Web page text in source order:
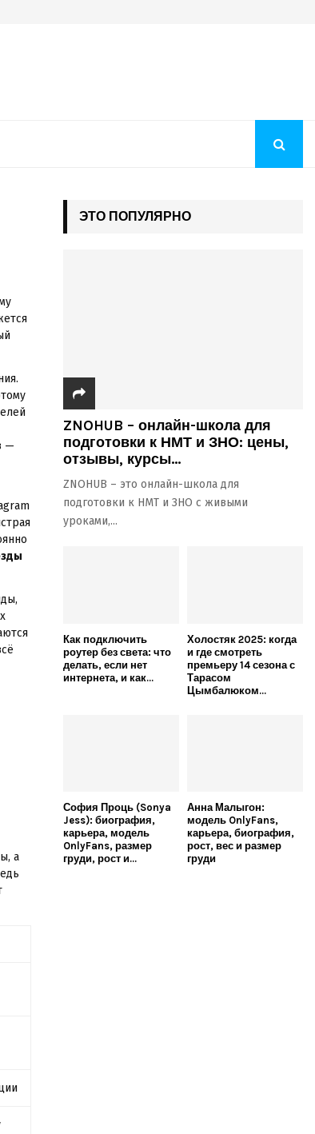
—
а
ЭТО ПОПУЛЯРНО
ZNOHUB – онлайн-школа для
подготовки к НМТ и ЗНО: цены,
отзывы, курсы...
ZNOHUB – это онлайн-школа для
подготовки к НМТ и ЗНО с живыми
уроками,...
Как подключить
роутер без света: что
делать, если нет
интернета, и как...
Холостяк 2025: когда
и где смотреть
премьеру 14 сезона с
Тарасом
Цымбалюком...
София Проць (Sonya
Jess): биография,
карьера, модель
OnlyFans, размер
груди, рост и...
Анна Малыгон:
модель OnlyFans,
карьера, биография,
рост, вес и размер
груди